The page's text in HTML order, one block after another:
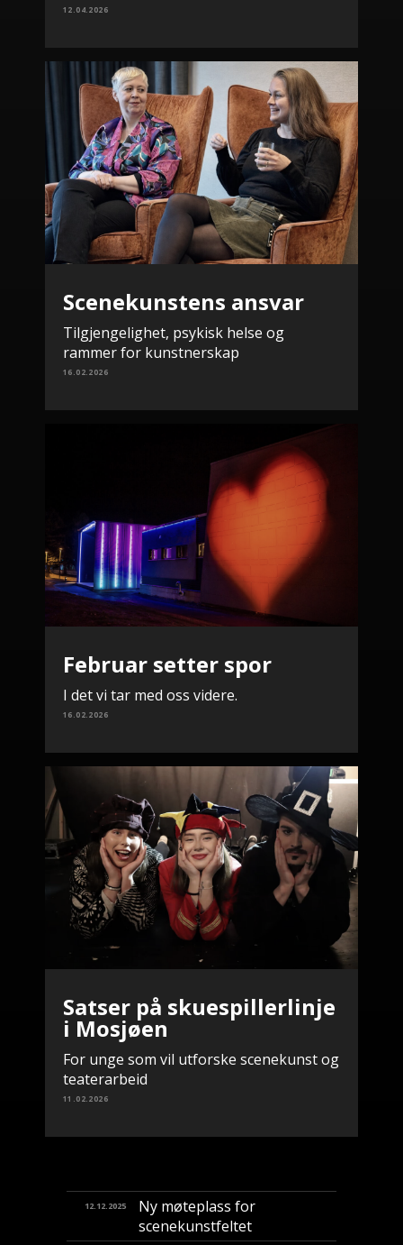
12.04.2026
Scenekunstens ansvar
Tilgjengelighet, psykisk helse og
rammer for kunstnerskap
16.02.2026
Februar setter spor
I det vi tar med oss videre.
16.02.2026
Satser på skuespillerlinje
i Mosjøen
For unge som vil utforske scenekunst og
teaterarbeid
11.02.2026
12.12.2025
Ny møteplass for
scenekunstfeltet